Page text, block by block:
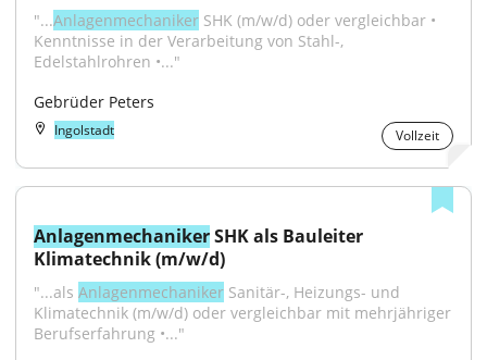
"...Anlagenmechaniker SHK (m/w/d) oder vergleichbar •
Kenntnisse in der Verarbeitung von Stahl-,
Edelstahlrohren •..."
Gebrüder Peters
Ingolstadt Vollzeit
Anlagenmechaniker SHK als Bauleiter
Klimatechnik (m/w/d)
"...als Anlagenmechaniker Sanitär-, Heizungs- und
Klimatechnik (m/w/d) oder vergleichbar mit mehrjähriger
Berufserfahrung •..."